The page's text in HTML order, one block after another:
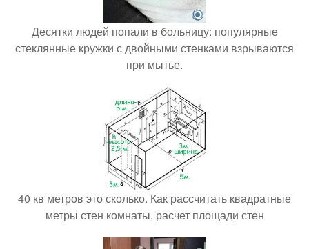
Десятки людей попали в больницу: популярные
стеклянные кружки с двойными стенками взрываются
при мытье.
40 кв метров это сколько. Как рассчитать квадратные
метры стен комнаты, расчет площади стен